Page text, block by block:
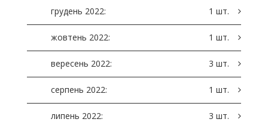
грудень 2022: 1 шт.
жовтень 2022: 1 шт.
вересень 2022: 3 шт.
серпень 2022: 1 шт.
липень 2022: 3 шт.